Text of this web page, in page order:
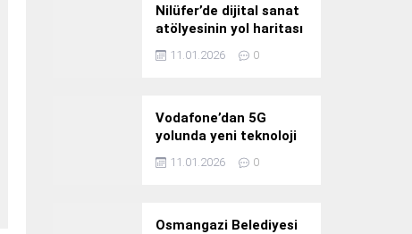
Nilüfer’de dijital sanat
atölyesinin yol haritası
konuşuldu
11.01.2026 0
Vodafone’dan 5G
yolunda yeni teknoloji
yatırımı
11.01.2026 0
Osmangazi Belediyesi